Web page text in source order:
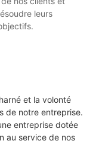
leurs
et la volonté
de notre entreprise.
entreprise dotée
au service de nos